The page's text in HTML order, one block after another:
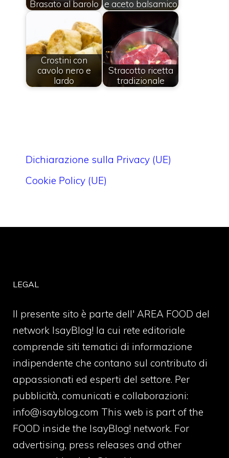
Brasato al barolo
e aceto balsamico
Crostini con
cavolo nero e
lardo
Stracotto ricetta
tradizionale
Dichiarazione sulla Privacy (UE)
Cookie Policy (UE)
LEGAL
Il presente sito è parte dell' AREA FOOD del
network IsayBlog! la cui rete editoriale
comprende siti tematici di informazione
indipendente che contano sul contributo di
appassionati ed esperti del settore. Per
pubblicità, comunicati e collaborazioni:
info@isayblog.com This web is part of the
FOOD inside the IsayBlog! network. For
advertising, press releases and other